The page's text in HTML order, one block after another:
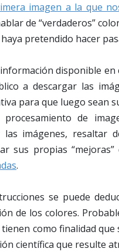
imagen a la que
de “verdaderos”
haya pretendido hacer
disponible
a descargar las
para que luego sean
de
las imágenes, resaltar
sus propias
.
se puede
de los colores.
como finalidad
científica que resulte